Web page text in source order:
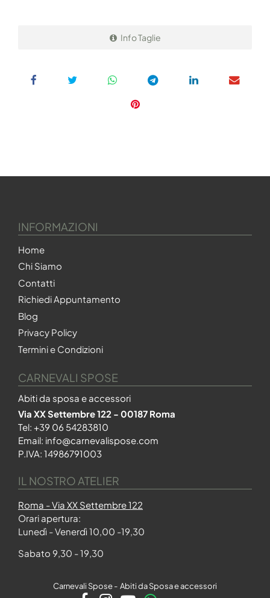
Info Taglie
INFORMAZIONI
Home
Chi Siamo
Contatti
Richiedi Appuntamento
Blog
Privacy Policy
Termini e Condizioni
CARNEVALI SPOSE
Abiti da sposa e accessori
Via XX Settembre 122 - 00187 Roma
Tel: +39 06 54283810
Email: info@carnevalispose.com
P.IVA: 14986791003
IL NOSTRO ATELIER
Roma - Via XX Settembre 122
Orari apertura:
Lunedì - Venerdì 10,00 -19,30
Sabato 9,30 - 19,30
Carnevali Spose - Abiti da Sposa e accessori